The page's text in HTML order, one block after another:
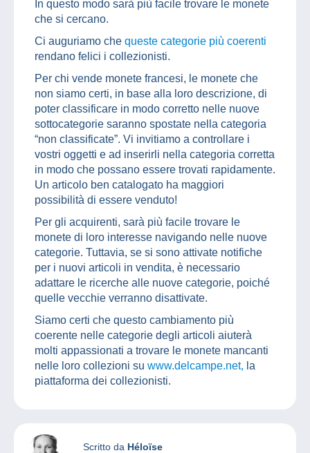
In questo modo sarà più facile trovare le monete
che si cercano.
Ci auguriamo che queste categorie più coerenti
rendano felici i collezionisti.
Per chi vende monete francesi, le monete che
non siamo certi, in base alla loro descrizione, di
poter classificare in modo corretto nelle nuove
sottocategorie saranno spostate nella categoria
“non classificate”. Vi invitiamo a controllare i
vostri oggetti e ad inserirli nella categoria corretta
in modo che possano essere trovati rapidamente.
Un articolo ben catalogato ha maggiori
possibilità di essere venduto!
Per gli acquirenti, sarà più facile trovare le
monete di loro interesse navigando nelle nuove
categorie. Tuttavia, se si sono attivate notifiche
per i nuovi articoli in vendita, è necessario
adattare le ricerche alle nuove categorie, poiché
quelle vecchie verranno disattivate.
Siamo certi che questo cambiamento più
coerente nelle categorie degli articoli aiuterà
molti appassionati a trovare le monete mancanti
nelle loro collezioni su www.delcampe.net, la
piattaforma dei collezionisti.
Scritto da Héloïse